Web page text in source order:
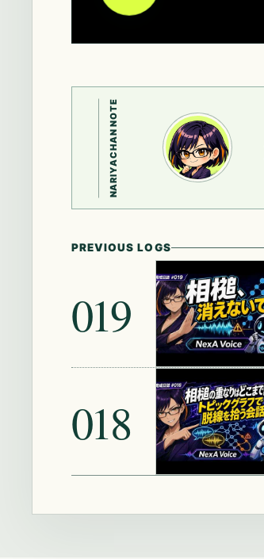
NARIYACHAN NOTE
PREVIOUS LOGS
019
018